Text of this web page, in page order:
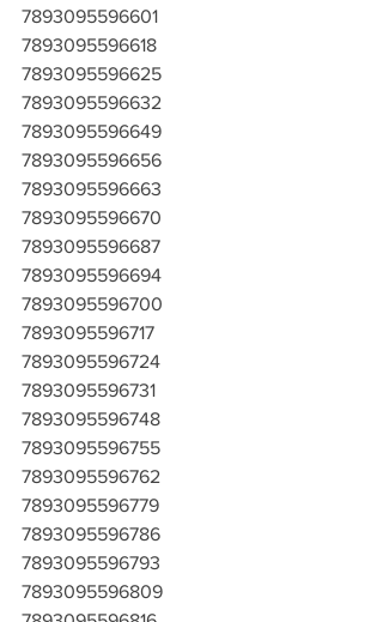
7893095596601
7893095596618
7893095596625
7893095596632
7893095596649
7893095596656
7893095596663
7893095596670
7893095596687
7893095596694
7893095596700
7893095596717
7893095596724
7893095596731
7893095596748
7893095596755
7893095596762
7893095596779
7893095596786
7893095596793
7893095596809